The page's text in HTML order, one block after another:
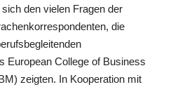
den vielen Fragen der
die
European College of Business
zeigten. In Kooperation mit